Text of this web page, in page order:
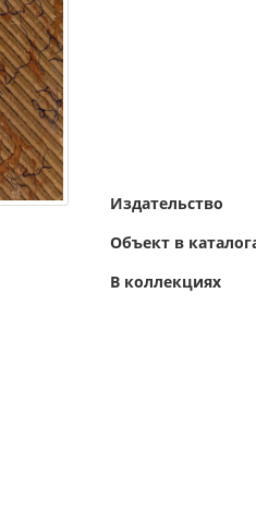
Издательство
Объект в
В коллекциях